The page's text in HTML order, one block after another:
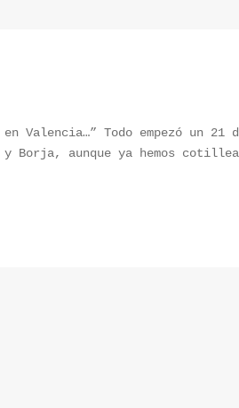
Valencia…” Todo empezó un 21
Borja, aunque ya hemos